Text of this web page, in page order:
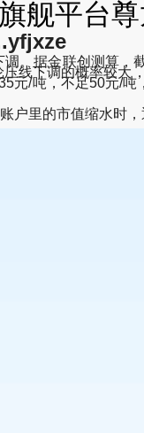
舰平台
据金联创测算，
下调的概率较大
/吨，不足50元/
里的市值缩水时，